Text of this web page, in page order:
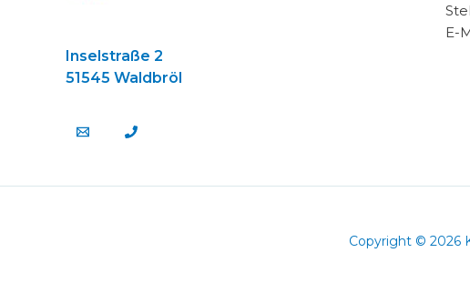
Inselstraße 2
51545 Waldbröl
E-
Copyright © 2026